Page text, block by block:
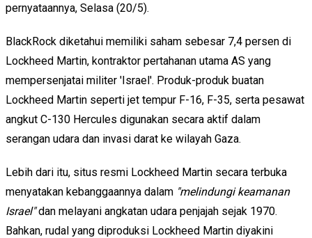
pernyataannya, Selasa (20/5).
BlackRock diketahui memiliki saham sebesar 7,4 persen di
Lockheed Martin, kontraktor pertahanan utama AS yang
mempersenjatai militer 'Israel'. Produk-produk buatan
Lockheed Martin seperti jet tempur F-16, F-35, serta pesawat
angkut C-130 Hercules digunakan secara aktif dalam
serangan udara dan invasi darat ke wilayah Gaza.
Lebih dari itu, situs resmi Lockheed Martin secara terbuka
menyatakan kebanggaannya dalam "melindungi keamanan
Israel"dan melayani angkatan udara penjajah sejak 1970.
Bahkan, rudal yang diproduksi Lockheed Martin diyakini